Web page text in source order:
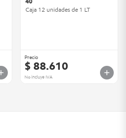
Caja 12 unidades de 1 LT
Precio
$ 88.610
No incluye IVA